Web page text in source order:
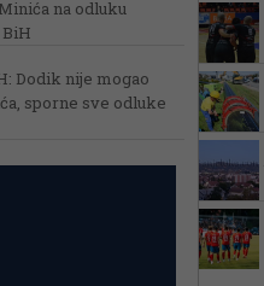
na odluku
Dodik nije mogao
sporne sve odluke